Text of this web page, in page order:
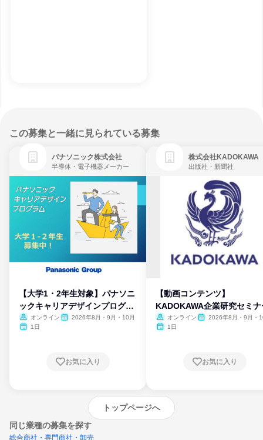
この募集と一緒に見られている募集
パナソニック株式会社
半導体・電子機器メーカー
【大学1・2年生対象】パナソニ
ックキャリアデザインプログラ
ム
オンライン
2026年8月・9月・10月
1日
お気に入り
株式会社KADOKAWA
出版社・新聞社
【動画コンテンツ】
KADOKAWA企業研究セミナ
オンライン
2026年8月・9月・
1日
お気に入り
トップページへ
同じ業種の募集を探す
総合商社・専門商社・卸売